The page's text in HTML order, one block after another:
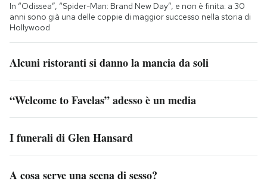
In “Odissea”, “Spider-Man: Brand New Day”, e non è finita: a 30
anni sono già una delle coppie di maggior successo nella storia di
Hollywood
Alcuni ristoranti si danno la mancia da soli
“Welcome to Favelas” adesso è un media
I funerali di Glen Hansard
A cosa serve una scena di sesso?